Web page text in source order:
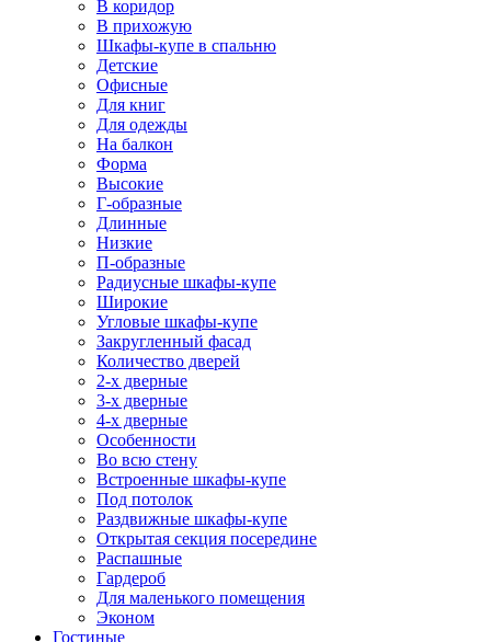
В коридор
В прихожую
Шкафы-купе в спальню
Детские
Офисные
Для книг
Для одежды
На балкон
Форма
Высокие
Г-образные
Длинные
Низкие
П-образные
Радиусные шкафы-купе
Широкие
Угловые шкафы-купе
Закругленный фасад
Количество дверей
2-х дверные
3-х дверные
4-х дверные
Особенности
Во всю стену
Встроенные шкафы-купе
Под потолок
Раздвижные шкафы-купе
Открытая секция посередине
Распашные
Гардероб
Для маленького помещения
Эконом
Гостиные